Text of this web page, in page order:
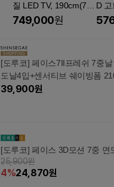
질 LED TV, 190cm(75
인치), EKW75UT1, 스
749,000원
D 고
0인
[도루코] 페이스7II프레쉬 7중
도날4입+센서티브 쉐이빙폼
39,900원
[도루코] 페이스 3D모션 7중 면
25,900원
4%24,870원